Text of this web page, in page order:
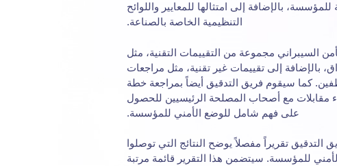
بالإضافة إلى امتثالها للمعايير واللوائح
التنظيمية الخاصة بالصناعة.
السيبراني مجموعة من التقييمات التقنية، مثل
بالإضافة إلى تقييمات غير تقنية، مثل مراجعات
كما سيقوم فريق التدقيق أيضاً بمراجعة خطة
مقابلات مع أصحاب المصلحة الرئيسيين للحصول
على فهم شامل للوضع الأمني للمؤسسة.
التدقيق تقريراً مفصلاً يوضح النتائج التي توصلوا
للمؤسسة. سيتضمن هذا التقرير قائمة مرتبة